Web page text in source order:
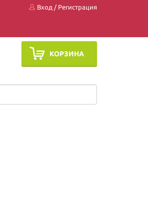
Вход / Регистрация
КОРЗИНА